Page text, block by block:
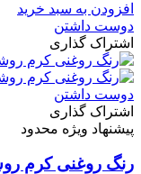
افزودن به سبد خرید
دوست داشتن
اشتراک گذاری
دوست داشتن
اشتراک گذاری
پیشنهاد ویژه محدود
رنگ روغنی کرم